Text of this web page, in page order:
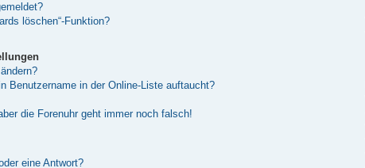
löschen“-Funktion?
Benutzername in der Online-Liste auftaucht?
die Forenuhr geht immer noch falsch!
eine Antwort?